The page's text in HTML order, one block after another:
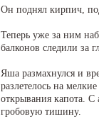
Он поднял кирпич,
Теперь уже за ним
балконов следили за
Яша размахнулся и
разлетелось на
открывания капота. С
гробовую тишину.